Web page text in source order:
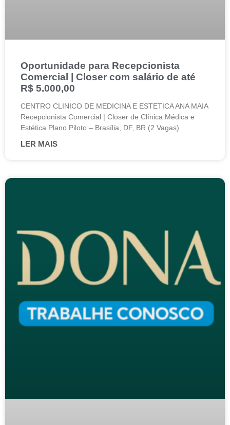
Oportunidade para Recepcionista
Comercial | Closer com salário de até
R$ 5.000,00
CENTRO CLINICO DE MEDICINA E ESTETICA ANA MAIA
Recepcionista Comercial | Closer de Clínica Médica e
Estética Plano Piloto – Brasília, DF, BR (2 Vagas)
LER MAIS